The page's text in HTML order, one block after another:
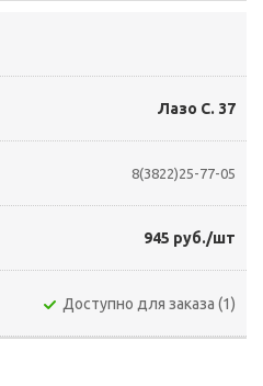
Лазо С. 37
8(3822)25-77-05
945 руб./шт
Доступно для заказа (1)